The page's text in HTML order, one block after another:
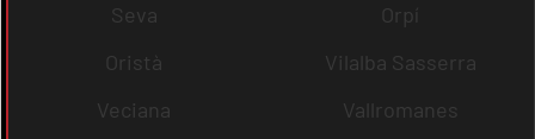
Seva
Orpí
Oristà
Vilalba Sasserra
Veciana
Vallromanes